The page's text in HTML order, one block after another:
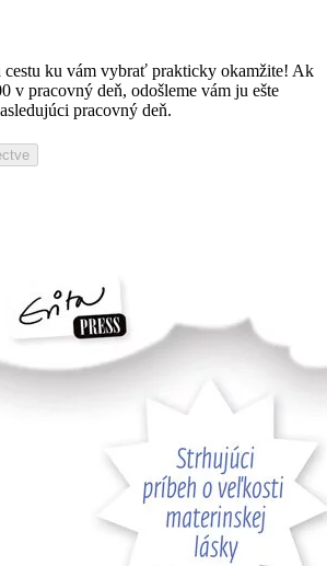
cestu ku vám vybrať prakticky okamžite! Ak
v pracovný deň, odošleme vám ju ešte
pracovný deň.